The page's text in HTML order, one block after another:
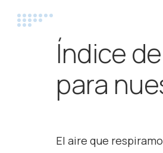
Índice
para
El aire que